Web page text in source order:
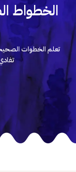
الخطواط
تعلم الخطوات